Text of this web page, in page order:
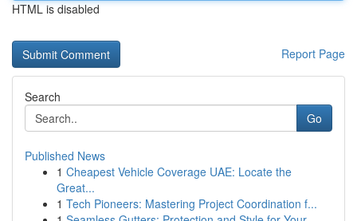
HTML is disabled
Report Page
Search
Go
Published News
1 Cheapest Vehicle Coverage UAE: Locate the
Great...
1 Tech Pioneers: Mastering Project Coordination f...